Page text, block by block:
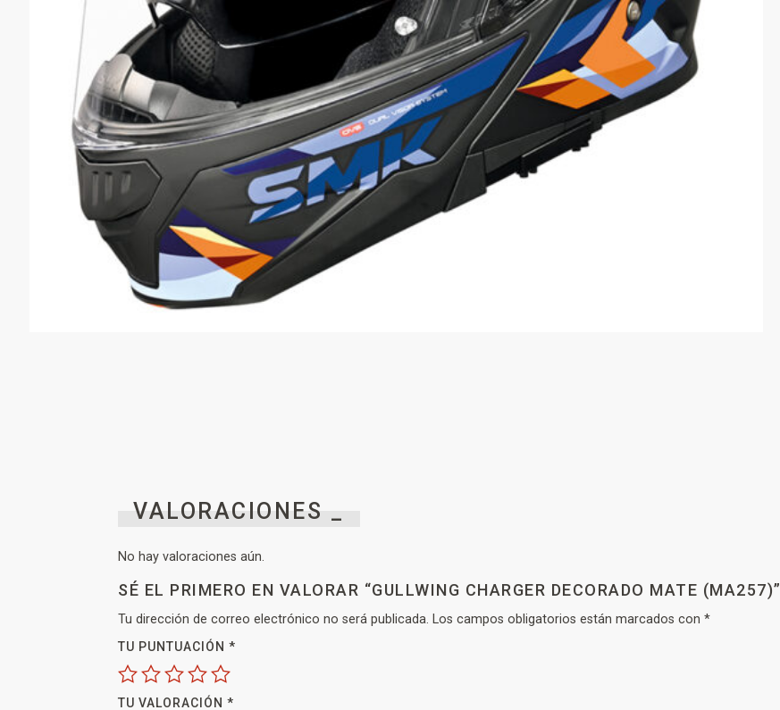
VALORACIONES _
No hay valoraciones aún.
SÉ EL PRIMERO EN VALORAR “GULLWING CHARGER DECORADO MATE (MA257)”
Tu dirección de correo electrónico no será publicada. Los campos obligatorios están marcados con *
TU PUNTUACIÓN *
TU VALORACIÓN *